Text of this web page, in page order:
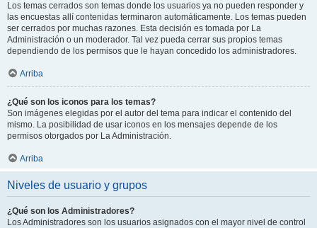
Los temas cerrados son temas donde los usuarios ya no pueden responder y
las encuestas allí contenidas terminaron automáticamente. Los temas pueden
ser cerrados por muchas razones. Esta decisión es tomada por La
Administración o un moderador. Tal vez pueda cerrar sus propios temas
dependiendo de los permisos que le hayan concedido los administradores.
Arriba
¿Qué son los iconos para los temas?
Son imágenes elegidas por el autor del tema para indicar el contenido del
mismo. La posibilidad de usar iconos en los mensajes depende de los
permisos otorgados por La Administración.
Arriba
Niveles de usuario y grupos
¿Qué son los Administradores?
Los Administradores son los usuarios asignados con el mayor nivel de control